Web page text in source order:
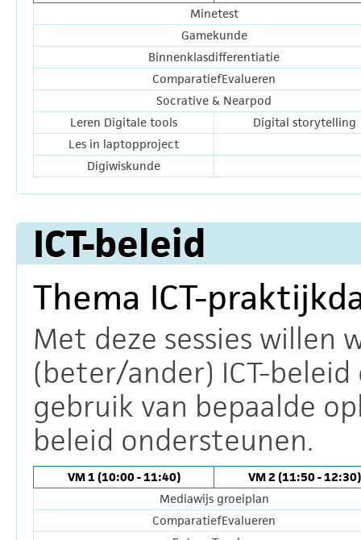
Minetest
Gamekunde
Binnenklasdifferentiatie
ComparatiefEvalueren
Socrative & Nearpod
Leren Digitale tools
Digital storytelling
Les in laptopproject
Digiwiskunde
ICT-beleid
Thema ICT-
Met deze sessies willen
(beter/ander) ICT-
gebruik van bepaalde
beleid ondersteunen.
VM 1 (10:00 - 11:40)
VM 2 (11:50 - 12:30)
Mediawijs groeiplan
ComparatiefEvalueren